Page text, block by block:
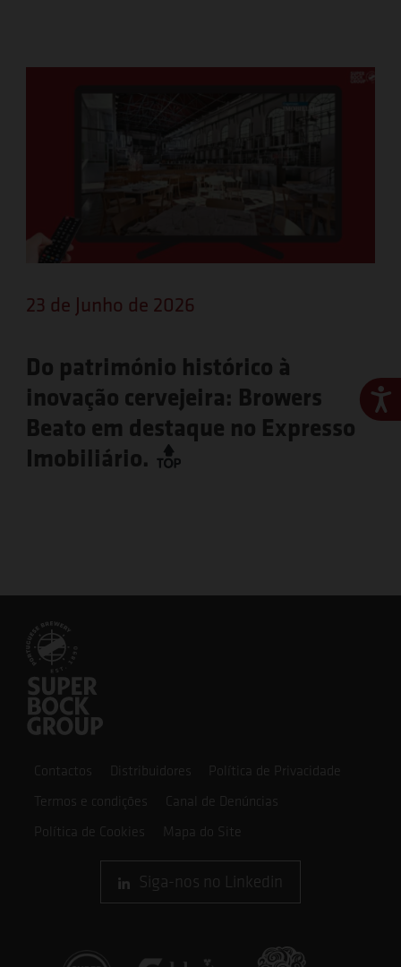
23 de Junho de 2026
Do património histórico à
inovação cervejeira: Browers
Beato em destaque no Expresso
Imobiliário.
Contactos Distribuidores
Política de Privacidade
Termos e condições
Canal de Denúncias
Política de Cookies
Mapa do Site
Siga-nos no Linkedin